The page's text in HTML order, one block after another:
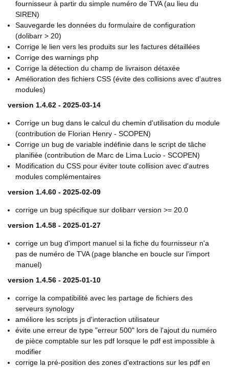
fournisseur à partir du simple numéro de TVA (au lieu du
SIREN)
Sauvegarde les données du formulaire de configuration
(dolibarr > 20)
Corrige le lien vers les produits sur les factures détaillées
Corrige des warnings php
Corrige la détection du champ de livraison détaxée
Amélioration des fichiers CSS (évite des collisions avec d'autres
modules)
version 1.4.62 - 2025-03-14
Corrige un bug dans le calcul du chemin d'utilisation du module
(contribution de Florian Henry - SCOPEN)
Corrige un bug de variable indéfinie dans le script de tâche
planifiée (contribution de Marc de Lima Lucio - SCOPEN)
Modification du CSS pour éviter toute collision avec d'autres
modules complémentaires
version 1.4.60 - 2025-02-09
corrige un bug spécifique sur dolibarr version >= 20.0
version 1.4.58 - 2025-01-27
corrige un bug d'import manuel si la fiche du fournisseur n'a
pas de numéro de TVA (page blanche en boucle sur l'import
manuel)
version 1.4.56 - 2025-01-10
corrige la compatibilité avec les partage de fichiers des
serveurs synology
améliore les scripts js d'interaction utilisateur
évite une erreur de type "erreur 500" lors de l'ajout du numéro
de pièce comptable sur les pdf lorsque le pdf est impossible à
modifier
corrige la pré-position des zones d'extractions sur les pdf en